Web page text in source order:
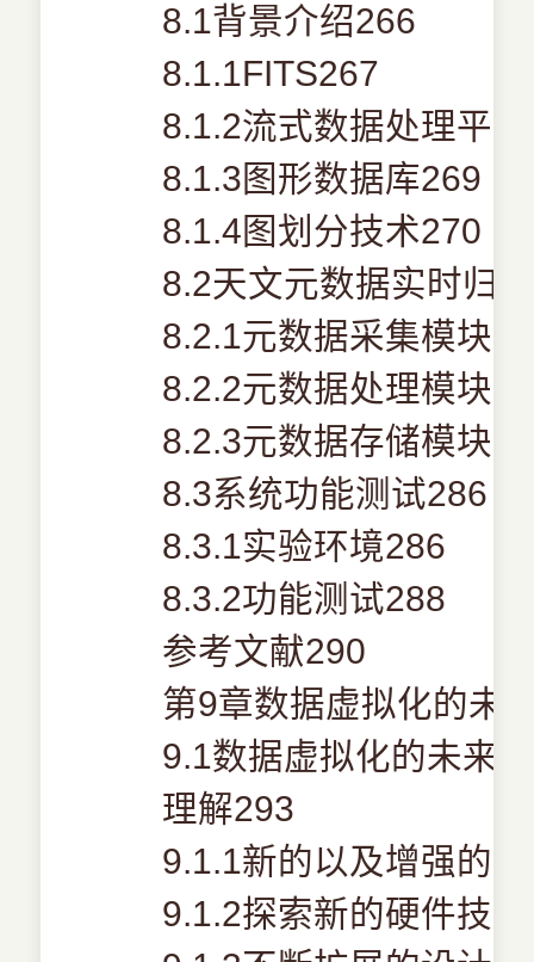
8.1背景介绍266
8.1.1FITS267
8.1.2流式数据处理平
8.1.3图形数据库269
8.1.4图划分技术270
8.2天文元数据实时归
8.2.1元数据采集模块
8.2.2元数据处理模块
8.2.3元数据存储模块
8.3系统功能测试286
8.3.1实验环境286
8.3.2功能测试288
参考文献290
第9章数据虚拟化的未
9.1数据虚拟化的未来
理解293
9.1.1新的以及增强的
9.1.2探索新的硬件技